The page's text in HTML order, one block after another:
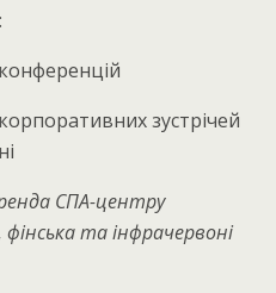
:
зустрічей
СПА-центру
та інфрачервоні